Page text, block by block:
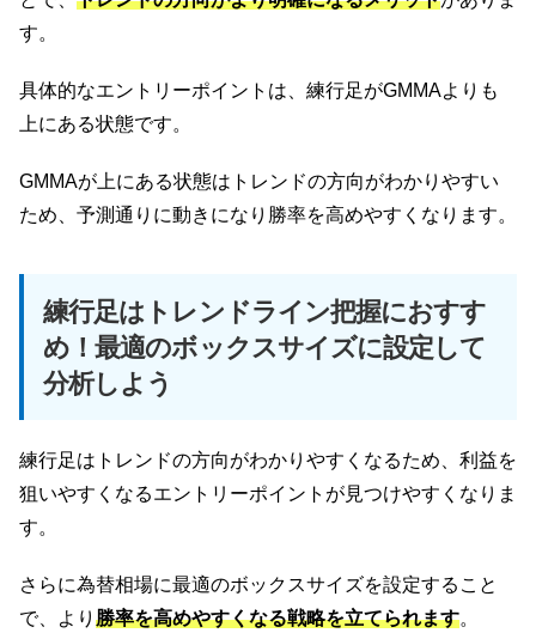
す。
具体的なエントリーポイントは、練行足がGMMAよりも
上にある状態です。
GMMAが上にある状態はトレンドの方向がわかりやすい
ため、予測通りに動きになり勝率を高めやすくなります。
練行足はトレンドライン把握におすす
め！最適のボックスサイズに設定して
分析しよう
練行足はトレンドの方向がわかりやすくなるため、利益を
狙いやすくなるエントリーポイントが見つけやすくなりま
す。
さらに為替相場に最適のボックスサイズを設定すること
で、より 勝率を高めやすくなる戦略を立てられます。